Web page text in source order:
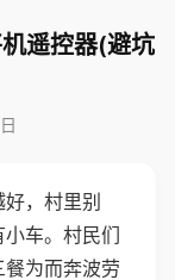
遥控器(避坑
，村里别
车。村民们
为而奔波劳